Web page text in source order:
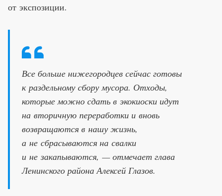
от экспозиции.
Все больше нижегородцев сейчас готовы
к раздельному сбору мусора. Отходы,
которые можно сдать в экокиоски идут
на вторичную переработки и вновь
возвращаются в нашу жизнь,
а не сбрасываются на свалки
и не закапываются, — отмечает глава
Ленинского района Алексей Глазов.